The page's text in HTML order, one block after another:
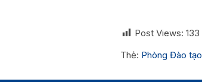
Post Views: 133
Thẻ: Phòng Đào tạo